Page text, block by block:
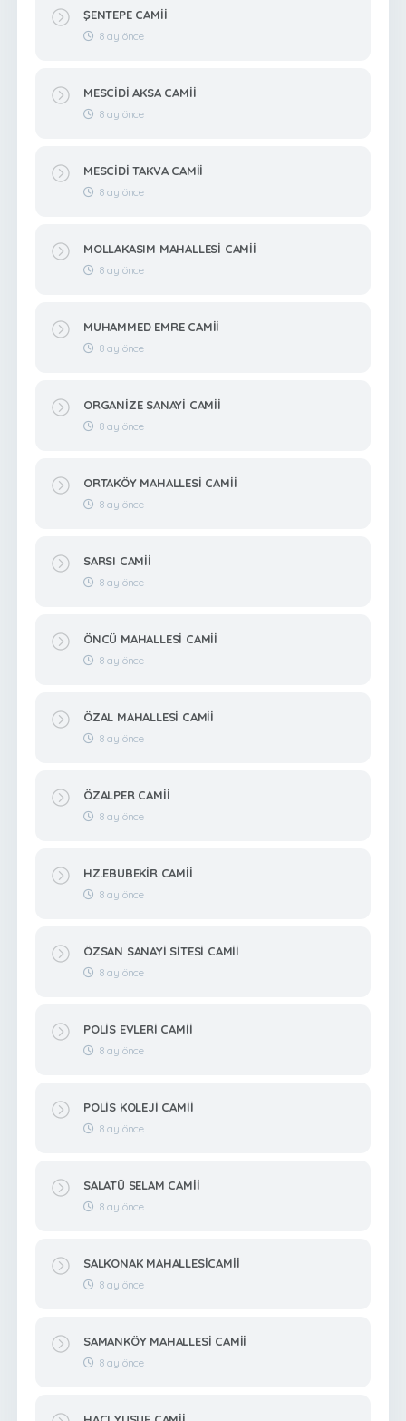
ŞENTEPE CAMİİ
8 ay önce
MESCİDİ AKSA CAMİİ
8 ay önce
MESCİDİ TAKVA CAMİİ
8 ay önce
MOLLAKASIM MAHALLESİ CAMİİ
8 ay önce
MUHAMMED EMRE CAMİİ
8 ay önce
ORGANİZE SANAYİ CAMİİ
8 ay önce
ORTAKÖY MAHALLESİ CAMİİ
8 ay önce
SARSI CAMİİ
8 ay önce
ÖNCÜ MAHALLESİ CAMİİ
8 ay önce
ÖZAL MAHALLESİ CAMİİ
8 ay önce
ÖZALPER CAMİİ
8 ay önce
HZ.EBUBEKİR CAMİİ
8 ay önce
ÖZSAN SANAYİ SİTESİ CAMİİ
8 ay önce
POLİS EVLERİ CAMİİ
8 ay önce
POLİS KOLEJİ CAMİİ
8 ay önce
SALATÜ SELAM CAMİİ
8 ay önce
SALKONAK MAHALLESİCAMİİ
8 ay önce
SAMANKÖY MAHALLESİ CAMİİ
8 ay önce